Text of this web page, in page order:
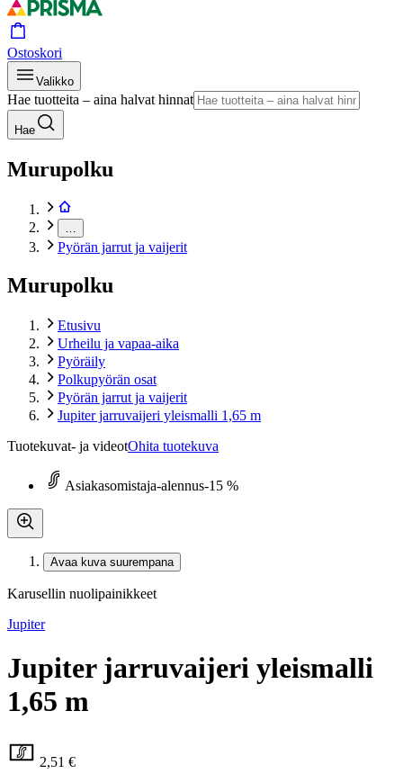
Ostoskori
Valikko
Hae tuotteita – aina halvat hinnat
Hae
Murupolku
Pyörän jarrut ja vaijerit
Murupolku
Etusivu
Urheilu ja vapaa-aika
Pyöräily
Polkupyörän osat
Pyörän jarrut ja vaijerit
Jupiter jarruvaijeri yleismalli 1,65 m
Tuotekuvat- ja videotOhita tuotekuva
Asiakasomistaja-alennus-15 %
Avaa kuva suurempana
Karusellin nuolipainikkeet
Jupiter
Jupiter jarruvaijeri yleismalli
1,65 m
2,51 €